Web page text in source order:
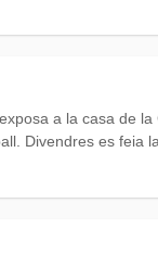
a la casa de
Divendres es feia